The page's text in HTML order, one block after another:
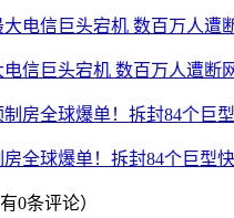
信巨头宕机 数百万人遭断
房全球爆单！拆封84个巨型
0条评论）